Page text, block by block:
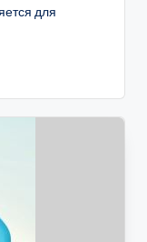
для